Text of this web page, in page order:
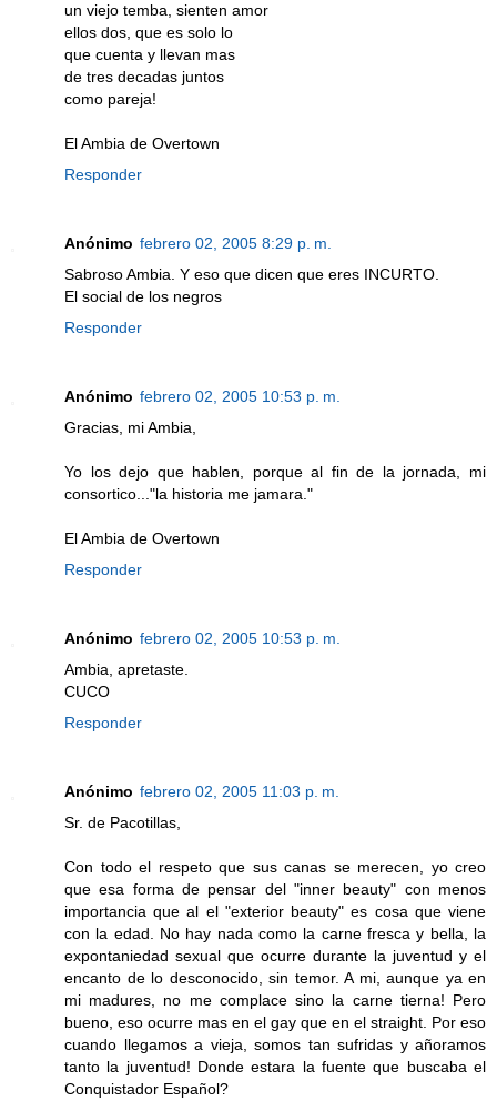
un viejo temba, sienten amor
ellos dos, que es solo lo
que cuenta y llevan mas
de tres decadas juntos
como pareja!
El Ambia de Overtown
Responder
Anónimo febrero 02, 2005 8:29 p. m.
Sabroso Ambia. Y eso que dicen que eres INCURTO.
El social de los negros
Responder
Anónimo febrero 02, 2005 10:53 p. m.
Gracias, mi Ambia,
Yo los dejo que hablen, porque al fin de la jornada, mi
consortico..."la historia me jamara."
El Ambia de Overtown
Responder
Anónimo febrero 02, 2005 10:53 p. m.
Ambia, apretaste.
CUCO
Responder
Anónimo febrero 02, 2005 11:03 p. m.
Sr. de Pacotillas,
Con todo el respeto que sus canas se merecen, yo creo
que esa forma de pensar del "inner beauty" con menos
importancia que al el "exterior beauty" es cosa que viene
con la edad. No hay nada como la carne fresca y bella, la
expontaniedad sexual que ocurre durante la juventud y el
encanto de lo desconocido, sin temor. A mi, aunque ya en
mi madures, no me complace sino la carne tierna! Pero
bueno, eso ocurre mas en el gay que en el straight. Por eso
cuando llegamos a vieja, somos tan sufridas y añoramos
tanto la juventud! Donde estara la fuente que buscaba el
Conquistador Español?